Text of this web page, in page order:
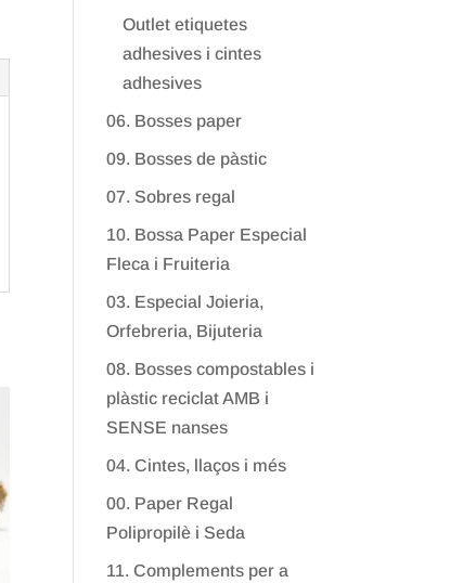
Outlet etiquetes
adhesives i cintes
adhesives
06. Bosses paper
09. Bosses de pàstic
07. Sobres regal
10. Bossa Paper Especial
Fleca i Fruiteria
03. Especial Joieria,
Orfebreria, Bijuteria
08. Bosses compostables i
plàstic reciclat AMB i
SENSE nanses
04. Cintes, llaços i més
00. Paper Regal
Polipropilè i Seda
11. Complements per a